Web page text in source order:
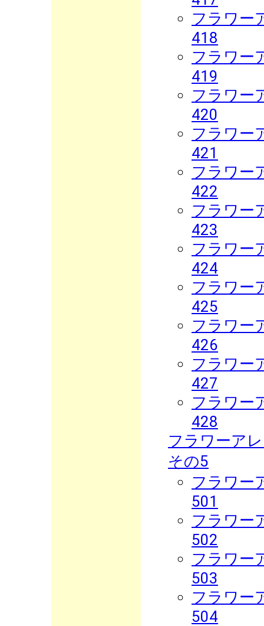
フラワー
418
フラワー
419
フラワー
420
フラワー
421
フラワー
422
フラワー
423
フラワー
424
フラワー
425
フラワー
426
フラワー
427
フラワー
428
フラワーア
その5
フラワー
501
フラワー
502
フラワー
503
フラワー
504